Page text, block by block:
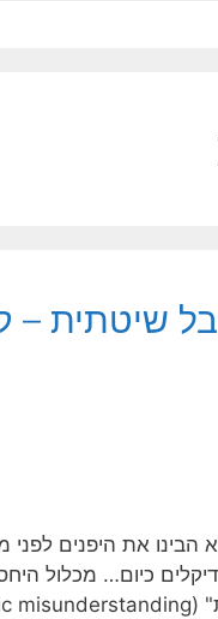
שיטתית –
הבינו את היפנים
כיום… מכלול